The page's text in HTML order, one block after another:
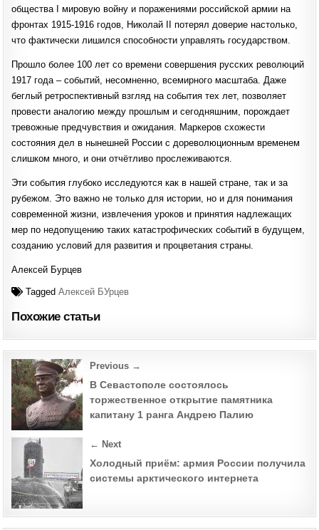
общества I мировую войну и поражениями российской армии на
фронтах 1915-1916 годов, Николай II потерял доверие настолько,
что фактически лишился способности управлять государством.
Прошло более 100 лет со времени совершения русских революций
1917 года – событий, несомненно, всемирного масштаба. Даже
беглый ретроспективный взгляд на события тех лет, позволяет
провести аналогию между прошлым и сегодняшним, порождает
тревожные предчувствия и ожидания. Маркеров схожести
состояния дел в нынешней России с дореволюционным временем
слишком много, и они отчётливо прослеживаются.
Эти события глубоко исследуются как в нашей стране, так и за
рубежом. Это важно не только для истории, но и для понимания
современной жизни, извлечения уроков и принятия надлежащих
мер по недопущению таких катастрофических событий в будущем,
созданию условий для развития и процветания страны.
Алексей Бурцев
TaggedАлексей БУрцев
Похожие статьи
Post
navigation
Previous →
В Севастополе состоялось
торжественное открытие памятника
капитану 1 ранга Андрею Палию
← Next
Холодный приём: армия России получила
системы арктического интернета